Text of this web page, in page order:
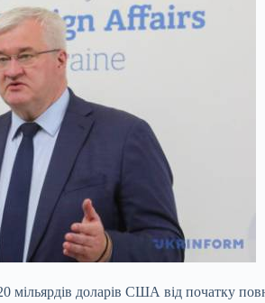
мільярдів доларів США від початку